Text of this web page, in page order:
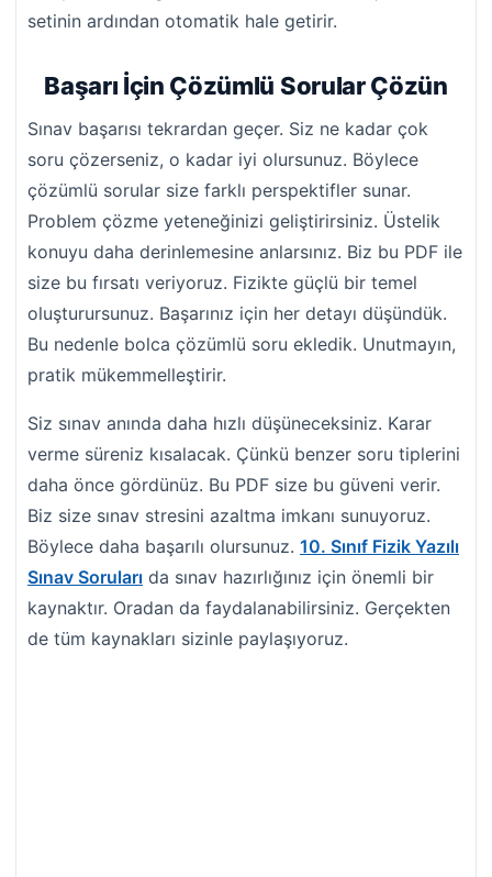
setinin ardından otomatik hale getirir.
Başarı İçin Çözümlü Sorular Çözün
Sınav başarısı tekrardan geçer. Siz ne kadar çok
soru çözerseniz, o kadar iyi olursunuz. Böylece
çözümlü sorular size farklı perspektifler sunar.
Problem çözme yeteneğinizi geliştirirsiniz. Üstelik
konuyu daha derinlemesine anlarsınız. Biz bu PDF ile
size bu fırsatı veriyoruz. Fizikte güçlü bir temel
oluşturursunuz. Başarınız için her detayı düşündük.
Bu nedenle bolca çözümlü soru ekledik. Unutmayın,
pratik mükemmelleştirir.
Siz sınav anında daha hızlı düşüneceksiniz. Karar
verme süreniz kısalacak. Çünkü benzer soru tiplerini
daha önce gördünüz. Bu PDF size bu güveni verir.
Biz size sınav stresini azaltma imkanı sunuyoruz.
Böylece daha başarılı olursunuz. 10. Sınıf Fizik Yazılı
Sınav Soruları da sınav hazırlığınız için önemli bir
kaynaktır. Oradan da faydalanabilirsiniz. Gerçekten
de tüm kaynakları sizinle paylaşıyoruz.